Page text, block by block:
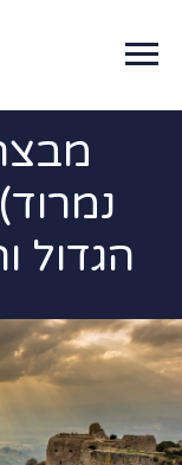
הגדול